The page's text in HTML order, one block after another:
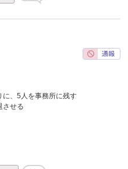
に、5人を事務所に残す
させる